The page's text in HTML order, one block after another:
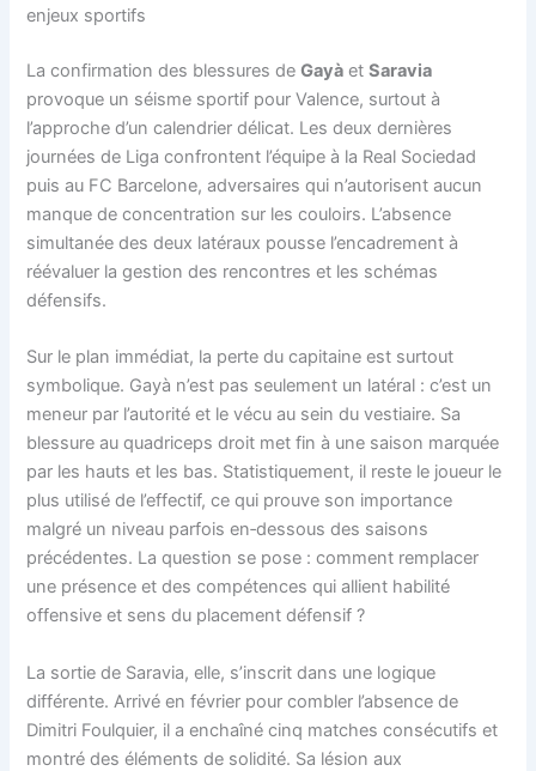
enjeux sportifs
La confirmation des blessures deGayà etSaravia
provoque un séisme sportif pour Valence, surtout à
l’approche d’un calendrier délicat. Les deux dernières
journées de Liga confrontent l’équipe à la Real Sociedad
puis au FC Barcelone, adversaires qui n’autorisent aucun
manque de concentration sur les couloirs. L’absence
simultanée des deux latéraux pousse l’encadrement à
réévaluer la gestion des rencontres et les schémas
défensifs.
Sur le plan immédiat, la perte du capitaine est surtout
symbolique. Gayà n’est pas seulement un latéral : c’est un
meneur par l’autorité et le vécu au sein du vestiaire. Sa
blessure au quadriceps droit met fin à une saison marquée
par les hauts et les bas. Statistiquement, il reste le joueur le
plus utilisé de l’effectif, ce qui prouve son importance
malgré un niveau parfois en‑dessous des saisons
précédentes. La question se pose : comment remplacer
une présence et des compétences qui allient habilité
offensive et sens du placement défensif ?
La sortie de Saravia, elle, s’inscrit dans une logique
différente. Arrivé en février pour combler l’absence de
Dimitri Foulquier, il a enchaîné cinq matches consécutifs et
montré des éléments de solidité. Sa lésion aux